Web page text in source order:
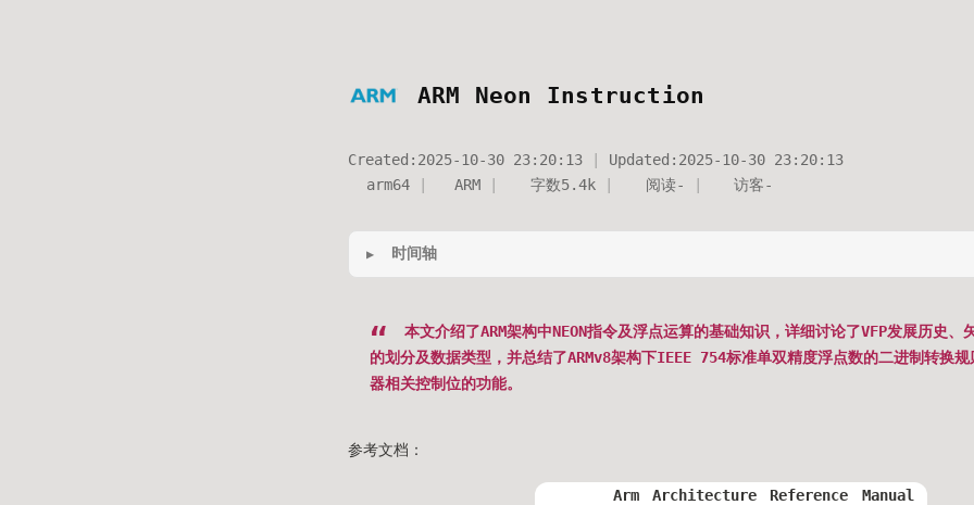
ARM Neon Instruction
Created: 2025-10-30 23:20:13 Updated: 2025-10-30 23:20:13
arm64
ARM 字数5.4k 阅读- 访客-
时间轴
本文介绍了ARM架构中NEON指令及浮点运算的基础知识，详细讨论了VFP发展历史、
的划分及数据类型，并总结了ARMv8架构下IEEE 754标准单双精度浮点数的二进制转换规
器相关控制位的功能。
参考文档：
Arm Architecture Reference Manual